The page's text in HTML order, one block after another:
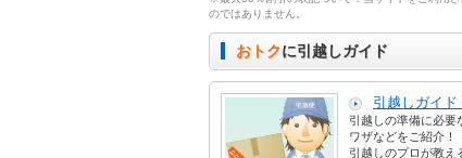
のではありません。
おトクに引越しガイド
引越しガイド
引越しの準備に必要
ワザなどをご紹介！
引越しのプロが教え